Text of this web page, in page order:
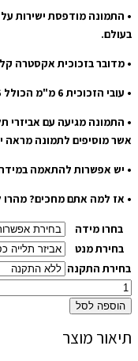
בעולם.
• מדובר בזכוכית אקסטרה
• עובי הזכוכית 6 מ"מ הכולל 4-6 חורים לתלייה מהירה ובטוחה.
• התמונה מגיעה עם אביזרי
אשר מוסיפים לתמונה מראה
• יש אפשרות להתאמה
• אז למה אתם מחכים? מהרו
בחרו מידה
בחירת מנט
בחירת התקנה
הוספה לסל
תיאור מוצר